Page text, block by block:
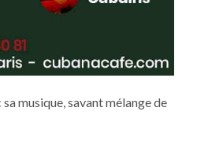
musique, savant mélange de